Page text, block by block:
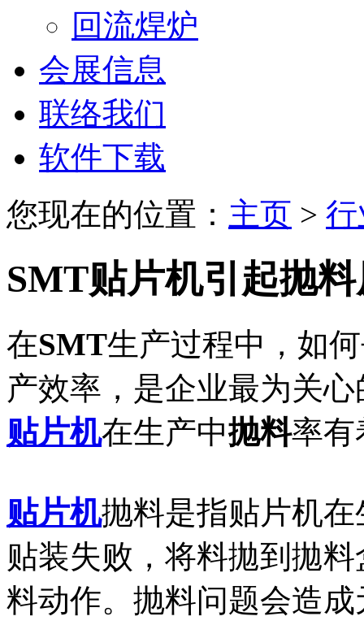
回流焊炉
会展信息
联络我们
软件下载
您现在的位置： 主页 >
SMT贴片机引起抛
在SMT生产过程中，如
产效率，是企业最为关
贴片机在生产中抛料率有
贴片机抛料是指贴片机
贴装失败，将料拋到拋
料动作。抛料问题会造